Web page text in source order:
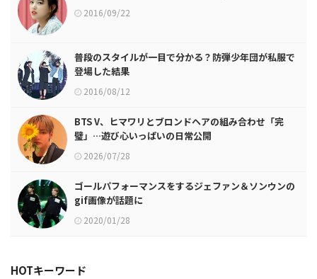
2016/09/22
普段のスタイルが一目で分かる？防弾少年団が私服で
登場した結果
2016/08/12
BTS V、ヒマワリとブロンドヘアの組み合わせ「完
璧」…遊び心いっぱいの日常公開
2026/07/28
ゴールパフォーマンスをするジェファン＆ソンウンの
gif画像が話題に
2020/01/28
HOTキーワード